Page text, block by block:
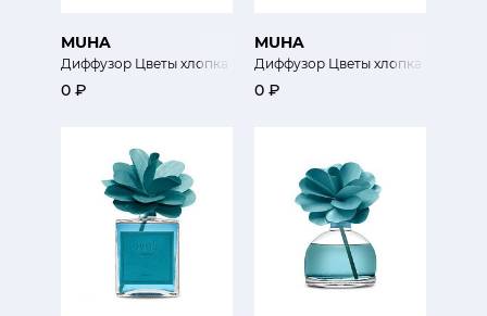
MUHA
Диффузор Цветы хлопка 500 мл
0 ₽
MUHA
Диффузор Цветы хлопка 200 мл
0 ₽